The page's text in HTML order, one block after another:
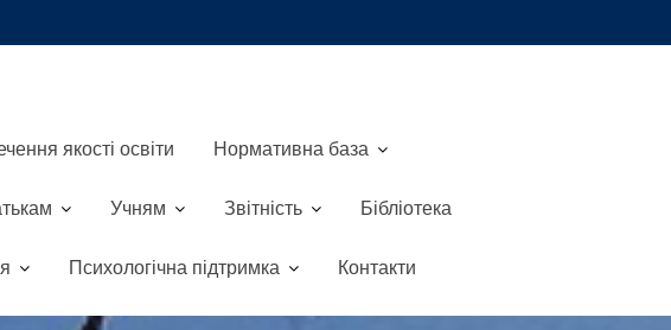
якості освіти Нормативна база
Учням Звітність Бібліотека
Психологічна підтримка Контакти